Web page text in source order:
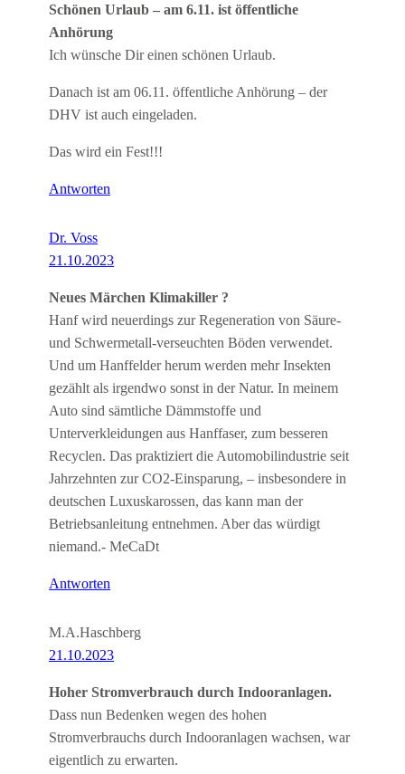
Schönen Urlaub – am 6.11. ist öffentliche
Anhörung
Ich wünsche Dir einen schönen Urlaub.
Danach ist am 06.11. öffentliche Anhörung – der
DHV ist auch eingeladen.
Das wird ein Fest!!!
Antworten
Dr. Voss
21.10.2023
Neues Märchen Klimakiller ?
Hanf wird neuerdings zur Regeneration von Säure-
und Schwermetall-verseuchten Böden verwendet.
Und um Hanffelder herum werden mehr Insekten
gezählt als irgendwo sonst in der Natur. In meinem
Auto sind sämtliche Dämmstoffe und
Unterverkleidungen aus Hanffaser, zum besseren
Recyclen. Das praktiziert die Automobilindustrie seit
Jahrzehnten zur CO2-Einsparung, – insbesondere in
deutschen Luxuskarossen, das kann man der
Betriebsanleitung entnehmen. Aber das würdigt
niemand.- MeCaDt
Antworten
M.A.Haschberg
21.10.2023
Hoher Stromverbrauch durch Indooranlagen.
Dass nun Bedenken wegen des hohen
Stromverbrauchs durch Indooranlagen wachsen, war
eigentlich zu erwarten.